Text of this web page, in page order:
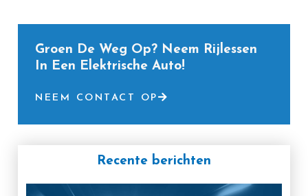
Groen De Weg Op? Neem Rijlessen
In Een Elektrische Auto!
NEEM CONTACT OP
Recente berichten